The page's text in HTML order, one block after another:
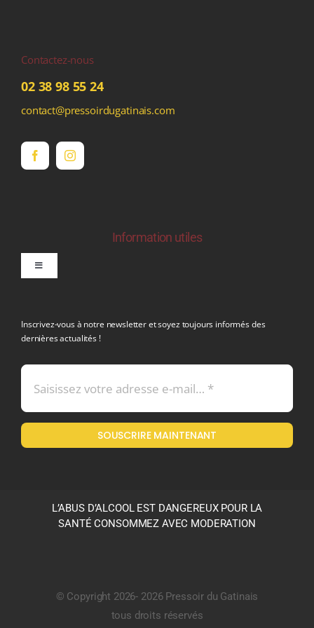
Contactez-nous
02 38 98 55 24
contact@pressoirdugatinais.com
Information utiles
Toggle
Mentions légales
Politique en matière de remboursements et de retours
Inscrivez-vous à notre newsletter et soyez toujours informés des
dernières actualités !
SOUSCRIRE MAINTENANT
L’ABUS D’ALCOOL EST DANGEREUX POUR LA
SANTÉ CONSOMMEZ AVEC MODERATION
© Copyright 2026- 2026 Pressoir du Gatinais
tous droits réservés